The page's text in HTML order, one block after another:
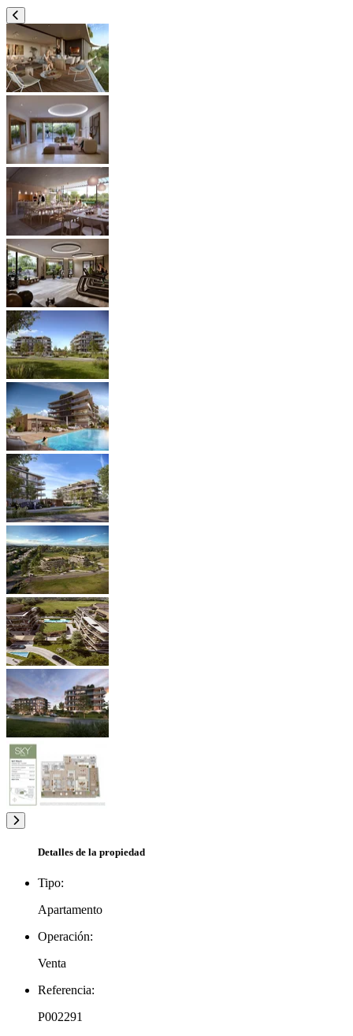
Detalles de la propiedad
Tipo:
Apartamento
Operación:
Venta
Referencia:
P002291